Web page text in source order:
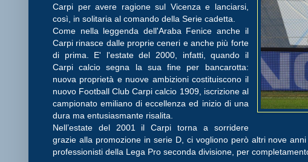
Carpi per avere ragione sul Vicenza e lanciarsi,
così, in solitaria al comando della Serie cadetta.
Come nella leggenda dell'Araba Fenice anche il
Carpi rinasce dalle proprie ceneri e anche più forte
di prima. E' l'estate del 2000, infatti, quando il
Carpi calcio segna la sua fine per bancarotta:
nuova proprietà e nuove ambizioni costituiscono il
nuovo Football Club Carpi calcio 1909, iscrizione al
campionato emiliano di eccellenza ed inizio di una
dura ma entusiasmante risalita.
Nell’estate del 2001 il Carpi torna a sorridere
grazie alla promozione in serie D, ci vogliono però altri nove
professionisti della Lega Pro seconda divisione, per